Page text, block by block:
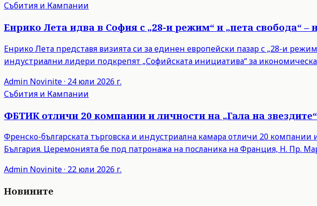
Събития и Кампании
Енрико Лета идва в София с „28-и режим“ и „пета свобода“
Енрико Лета представя визията си за единен европейски пазар с „28-и
индустриални лидери подкрепят „Софийската инициатива“ за
Admin Novinite· 24 юли 2026 г.
Събития и Кампании
ФБТИК отличи 20 компании и личности на „Гала на
Френско-българската търговска и индустриална камара отличи 20
България. Церемонията бе под патронажа на посланика на Франция, Н. Пр.
Admin Novinite· 22 юли 2026 г.
Новините